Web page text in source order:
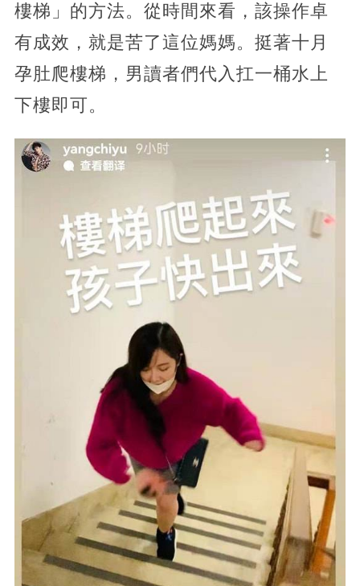
樓梯」的方法。從時間來看，該操作卓
有成效，就是苦了這位媽媽。挺著十月
孕肚爬樓梯，男讀者們代入扛一桶水上
下樓即可。